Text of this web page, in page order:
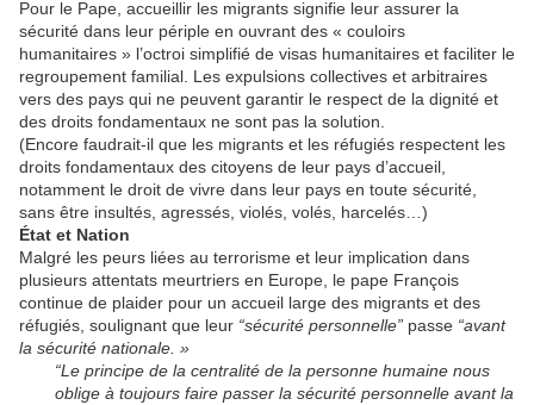
Pour le Pape, accueillir les migrants signifie leur assurer la
sécurité dans leur périple en ouvrant des « couloirs
humanitaires » l’octroi simplifié de visas humanitaires et faciliter le
regroupement familial. Les expulsions collectives et arbitraires
vers des pays qui ne peuvent garantir le respect de la dignité et
des droits fondamentaux ne sont pas la solution.
(Encore faudrait-il que les migrants et les réfugiés respectent les
droits fondamentaux des citoyens de leur pays d’accueil,
notamment le droit de vivre dans leur pays en toute sécurité,
sans être insultés, agressés, violés, volés, harcelés…)
État et Nation
Malgré les peurs liées au terrorisme et leur implication dans
plusieurs attentats meurtriers en Europe, le pape François
continue de plaider pour un accueil large des migrants et des
réfugiés, soulignant que leur “sécurité personnelle” passe “avant
la sécurité nationale. »
“Le principe de la centralité de la personne humaine nous
oblige à toujours faire passer la sécurité personnelle avant la